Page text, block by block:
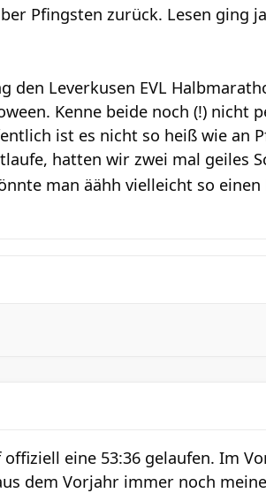
Pfingsten zurück. Lesen ging
den Leverkusen EVL
Kenne beide noch (!) nicht
ist es nicht so heiß wie an
hatten wir zwei mal geiles
man äähh vielleicht so einen
eine 53:36 gelaufen. Im
dem Vorjahr immer noch